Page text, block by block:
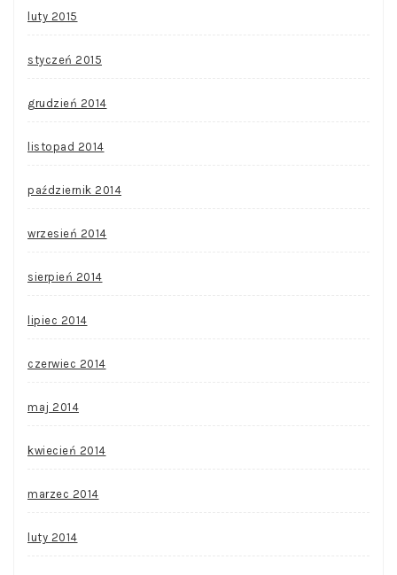
luty 2015
styczeń 2015
grudzień 2014
listopad 2014
październik 2014
wrzesień 2014
sierpień 2014
lipiec 2014
czerwiec 2014
maj 2014
kwiecień 2014
marzec 2014
luty 2014